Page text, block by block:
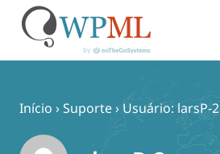
Início ›Suporte› Usuário: larsP-2